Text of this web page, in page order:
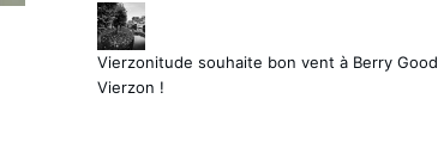
Vierzonitude souhaite bon vent à Berry Good
Vierzon !